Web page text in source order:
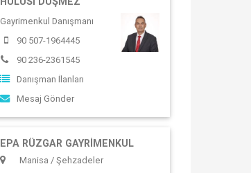
Gayrimenkul Danışmanı
90 507-1964445
90 236-2361545
Danışman İlanları
Mesaj Gönder
EPA RÜZGAR GAYRİMENKUL
Manisa / Şehzadeler